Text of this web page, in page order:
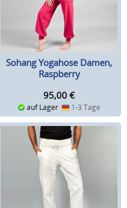
Sohang Yogahose Damen,
Raspberry
95,00 €
auf Lager 1-3 Tage